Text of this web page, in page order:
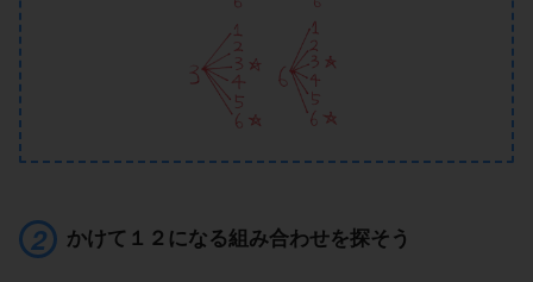
かけて１２になる組み合わせを探そう